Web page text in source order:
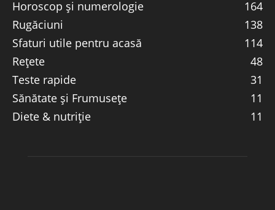
Horoscop și numerologie
164
Rugăciuni
138
Sfaturi utile pentru acasă
114
Rețete
48
Teste rapide
31
Sănătate și Frumusețe
11
Diete & nutriție
11